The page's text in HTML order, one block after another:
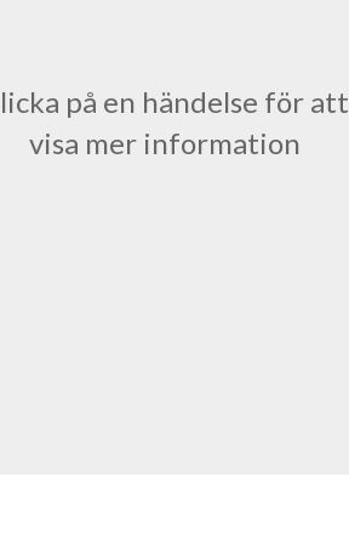
på en händelse för att
visa mer information